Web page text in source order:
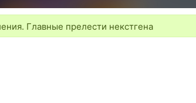
Главные прелести некстгена